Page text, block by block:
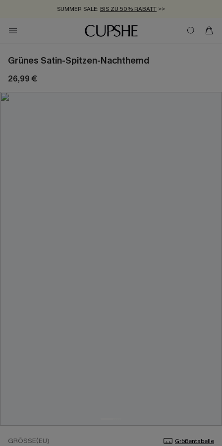
SUMMER SALE: BIS ZU 50% RABATT >>
ZUM NEWSLETTER:BIS ZU -20% EXTRA ERHALTEN
KOSTENLOSER VERSAND AB 89 €
Grünes Satin-Spitzen-Nachthemd
26,99 €
GRÖSSE(EU) Größentabelle